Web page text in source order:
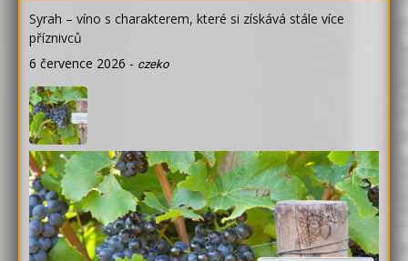
Syrah – víno s charakterem, které si získává stále více
příznivců
6 července 2026 - czeko